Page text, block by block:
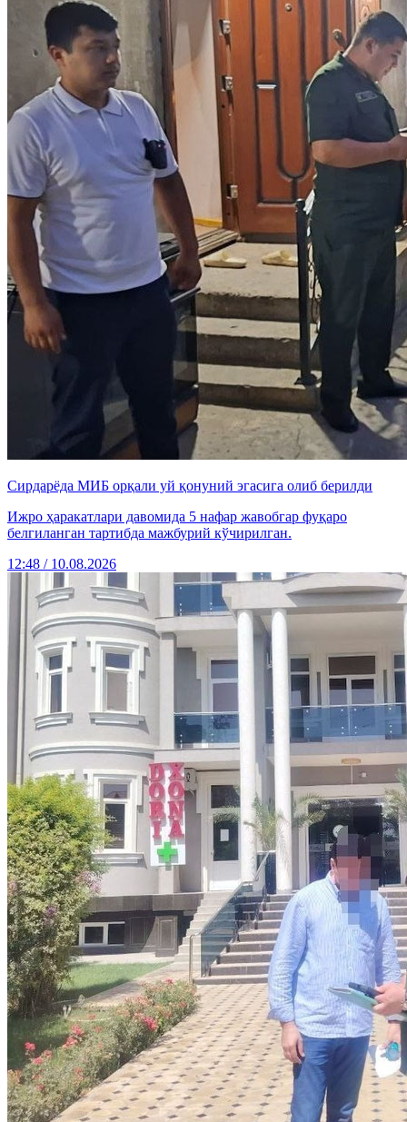
Сирдарёда МИБ орқали уй қонуний эгасига олиб берилди
Ижро ҳаракатлари давомида 5 нафар жавобгар фуқаро
белгиланган тартибда мажбурий кўчирилган.
12:48 / 10.08.2026